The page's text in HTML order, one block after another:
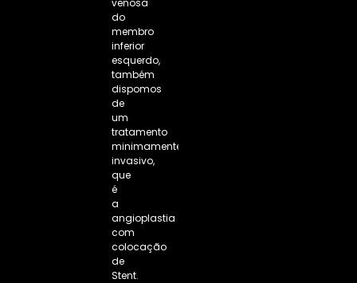
do
membro
inferior
esquerdo,
também
dispomos
de
um
tratamento
minimamente
invasivo,
que
é
a
angioplastia
com
colocação
de
Stent.